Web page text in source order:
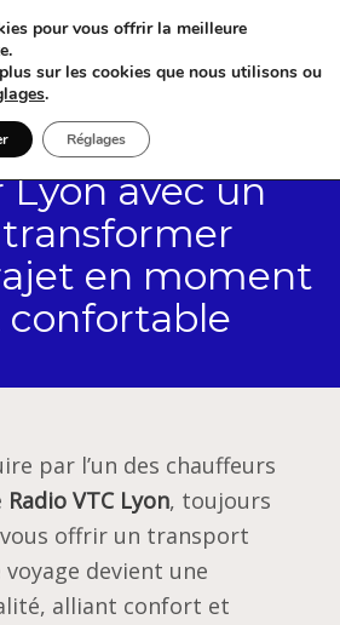
avec un
transformer
en moment
par l’un des chauffeurs
Radio VTC Lyon, toujours
offrir un transport
devient une
alliant confort et
pour vous offrir la meilleure
sur les cookies que nous utilisons ou
.
Réglages